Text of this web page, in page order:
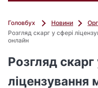
Головбух Новини
Розгляд скарг у сфері
онлайн
Розгляд скарг
ліцензування